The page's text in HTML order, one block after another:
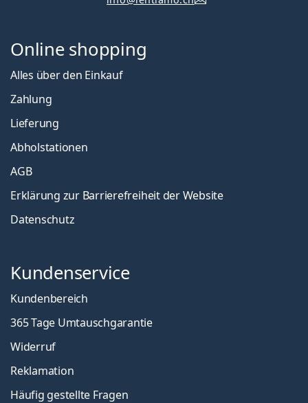
Online shopping
Alles über den Einkauf
Zahlung
Lieferung
Abholstationen
AGB
Erklärung zur Barrierefreiheit der Website
Datenschutz
Kundenservice
Kundenbereich
365 Tage Umtauschgarantie
Widerruf
Reklamation
Häufig gestellte Fragen